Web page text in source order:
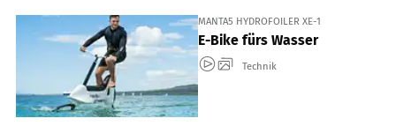
MANTA5 HYDROFOILER XE-1
E-Bike fürs Wasser
Technik